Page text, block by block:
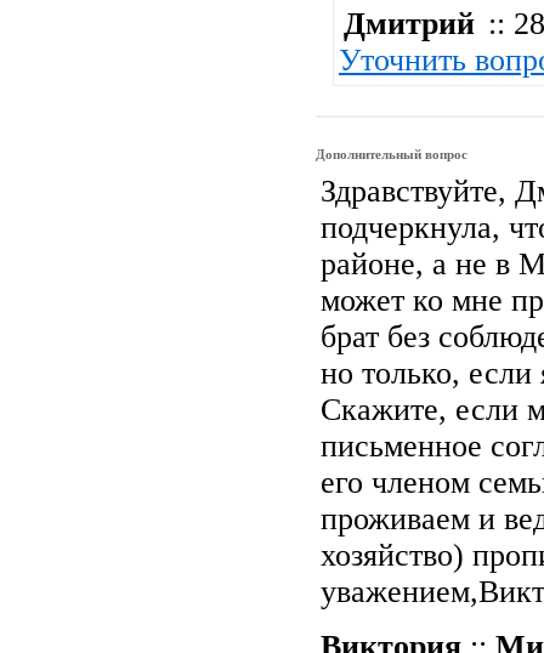
Дмитрий ::
Уточнить
Дополнительный вопрос
Здравствуйте,
подчеркнула,
районе, а не в
может ко мне
брат без
но только,
Скажите, если
письменное
его членом
проживаем и
хозяйство)